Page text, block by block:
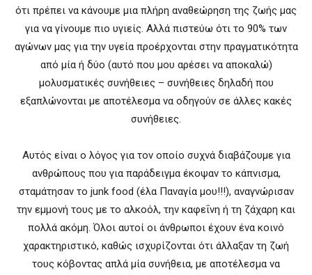
ότι πρέπει να κάνουμε μια πλήρη αναθεώρηση της ζωής μας
για να γίνουμε πιο υγιείς. Αλλά πιστεύω ότι το 90% των
αγώνων μας για την υγεία προέρχονται στην πραγματικότητα
από μία ή δύο (αυτό που μου αρέσει να αποκαλώ)
μολυσματικές συνήθειες – συνήθειες δηλαδή που
εξαπλώνονται με αποτέλεσμα να οδηγούν σε άλλες κακές
συνήθειες.
Αυτός είναι ο λόγος για τον οποίο συχνά διαβάζουμε για
ανθρώπους που για παράδειγμα έκοψαν το κάπνισμα,
σταμάτησαν το junk food (έλα Παναγία μου!!!), αναγνώρισαν
την εμμονή τους με το αλκοόλ, την καφεΐνη ή τη ζάχαρη και
πολλά ακόμη. Όλοι αυτοί οι άνθρωποι έχουν ένα κοινό
χαρακτηριστικό, καθώς ισχυρίζονται ότι άλλαξαν τη ζωή
τους κόβοντας απλά μία συνήθεια, με αποτέλεσμα να